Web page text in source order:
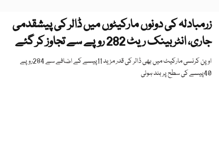
زرمبادلہ کی دونوں مارکیٹوں میں ڈالر کی پیشقدمی
جاری، انٹربینک ریٹ 282 روپے سے تجاوز کر گئے
اوپن کرنسی مارکیٹ میں بھی ڈالر کی قدر مزید 11پیسے کے اضافے سے 284روپے
40پیسے کی سطح پر بند ہوئی